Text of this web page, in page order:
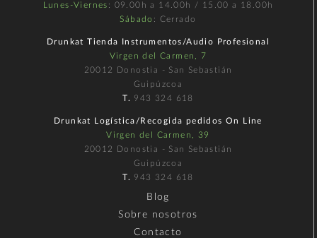
Lunes-Viernes : 09.00h a 14.00h / 15.00 a 18.00h
Sábado : Cerrado
Drunkat Tienda Instrumentos/Audio Profesional
Virgen del Carmen, 7
20012 Donostia - San Sebastián
Guipúzcoa
T. 943 324 618
Drunkat Logística/Recogida pedidos On Line
Virgen del Carmen, 39
20012 Donostia - San Sebastián
Guipúzcoa
T. 943 324 618
Blog
Sobre nosotros
Contacto